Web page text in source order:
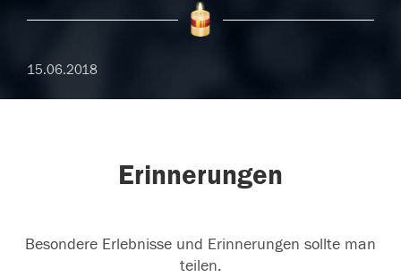
15.06.2018
Erinnerungen
Besondere Erlebnisse und Erinnerungen sollte man
teilen.